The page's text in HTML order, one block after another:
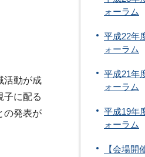
活動が成
子に配る
の発表が
ォーラム
平成22年
ォーラム
平成21年
ォーラム
平成19年
ォーラム
【会場開